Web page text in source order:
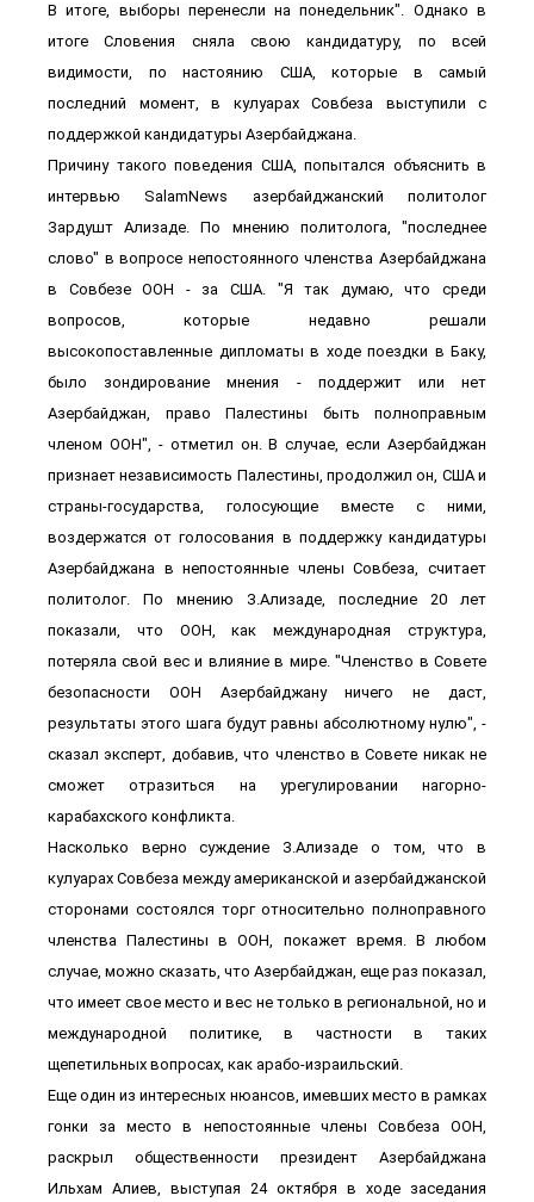
В итоге, выборы перенесли на понедельник". Однако в
итоге Словения сняла свою кандидатуру, по всей
видимости, по настоянию США, которые в самый
последний момент, в кулуарах Совбеза выступили с
поддержкой кандидатуры Азербайджана.
Причину такого поведения США, попытался объяснить в
интервью SalamNews азербайджанский политолог
Зардушт Ализаде. По мнению политолога, "последнее
слово" в вопросе непостоянного членства Азербайджана
в Совбезе ООН - за США. "Я так думаю, что среди
вопросов, которые недавно решали
высокопоставленные дипломаты в ходе поездки в Баку,
было зондирование мнения - поддержит или нет
Азербайджан, право Палестины быть полноправным
членом ООН", - отметил он. В случае, если Азербайджан
признает независимость Палестины, продолжил он, США и
страны-государства, голосующие вместе с ними,
воздержатся от голосования в поддержку кандидатуры
Азербайджана в непостоянные члены Совбеза, считает
политолог. По мнению З.Ализаде, последние 20 лет
показали, что ООН, как международная структура,
потеряла свой вес и влияние в мире. "Членство в Совете
безопасности ООН Азербайджану ничего не даст,
результаты этого шага будут равны абсолютному нулю", -
сказал эксперт, добавив, что членство в Совете никак не
сможет отразиться на урегулировании нагорно-
карабахского конфликта.
Насколько верно суждение З.Ализаде о том, что в
кулуарах Совбеза между американской и азербайджанской
сторонами состоялся торг относительно полноправного
членства Палестины в ООН, покажет время. В любом
случае, можно сказать, что Азербайджан, еще раз показал,
что имеет свое место и вес не только в региональной, но и
международной политике, в частности в таких
щепетильных вопросах, как арабо-израильский.
Еще один из интересных нюансов, имевших место в рамках
гонки за место в непостоянные члены Совбеза ООН,
раскрыл общественности президент Азербайджана
Ильхам Алиев, выступая 24 октября в ходе заседания